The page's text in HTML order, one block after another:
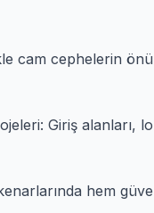
cam cephelerin
Giriş alanları,
hem